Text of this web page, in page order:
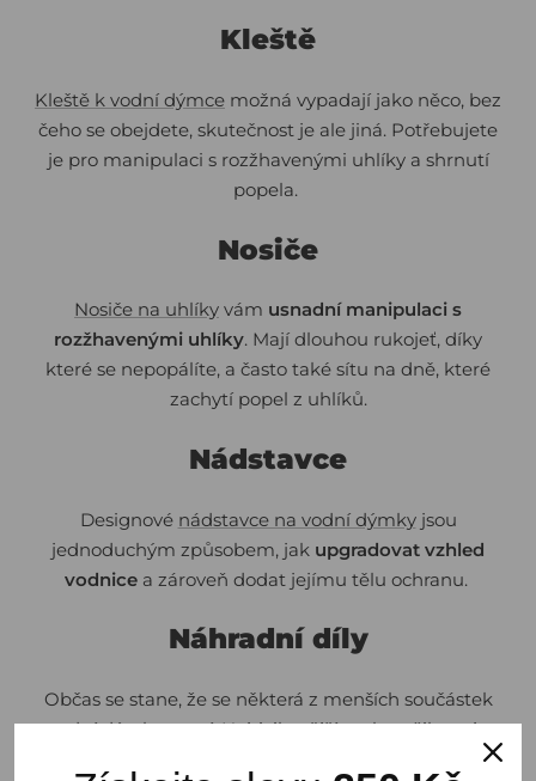
Kleště
Kleště k vodní dýmce možná vypadají jako něco, bez
čeho se obejdete, skutečnost je ale jiná. Potřebujete
je pro manipulaci s rozžhavenými uhlíky a shrnutí
popela.
Nosiče
Nosiče na uhlíky vám usnadní manipulaci s
rozžhavenými uhlíky. Mají dlouhou rukojeť, díky
které se nepopálíte, a často také sítu na dně, které
zachytí popel z uhlíků.
Nádstavce
Designové nádstavce na vodní dýmkyjsou
jednoduchým způsobem, jak upgradovat vzhled
vodnicea zároveň dodat jejímu tělu ochranu.
Náhradní díly
Občas se stane, že se některá z menších součástek
vodní dýmky ztratí. Nejrizikovějším okamžikem je
čištění, buďte při něm proto extra obezřetní. Když už